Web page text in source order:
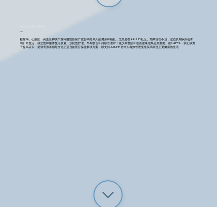
—
糖尿病、心脏病、高血压和关节炎等慢性疾病严重影响老年人的健康和福祉，尤其是在 AANHPI 社区。如果管理不当，这些长期疾病会影
响日常生活、独立性和整体生活质量。预防性护理、早期发现和持续管理对于减少并发症和改善健康结果至关重要。在 NAPCA，我们致力
于提高认识、提供资源并倡导文化上适当的医疗保健解决方案，以支持 AANHPI 老年人有效管理慢性疾病并过上更健康的生活